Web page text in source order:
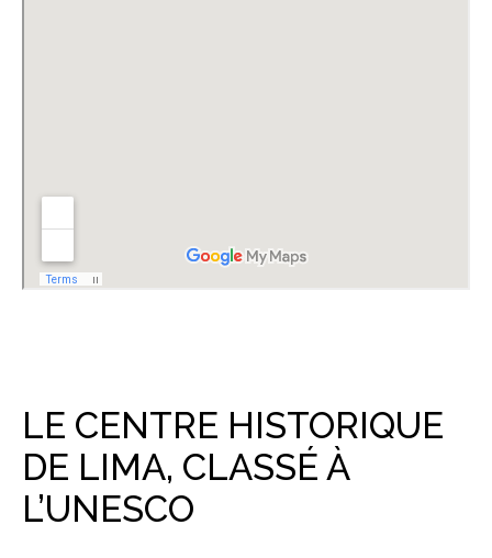
LE CENTRE HISTORIQUE
DE LIMA, CLASSÉ À
L’UNESCO